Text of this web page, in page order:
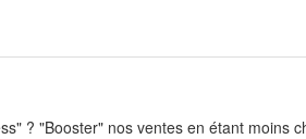
? "Booster" nos ventes en étant